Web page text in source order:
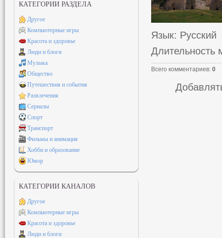
Язык: Русский
Длительность
Всего комментариев: 0
КАТЕГОРИИ РАЗДЕЛА
Другое
Компьютерные игры
Красота и здоровье
Люди и блоги
Музыка
Общество
Путешествия и события
Развлечения
Сериалы
Спорт
Транспорт
Фильмы и анимация
Хобби и образование
Юмор
КАТЕГОРИИ КАНАЛОВ
Другое
Компьютерные игры
Красота и здоровье
Люди и блоги